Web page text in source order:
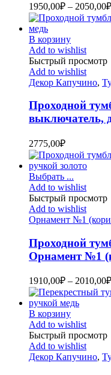
1950,00₽ – 2050,00₽
В корзину
Add to wishlist
Быстрый просмотр
Add to wishlist
Декор Капучино,
Проходной
выключатель,
2775,00₽
Выбрать ...
Add to wishlist
Быстрый просмотр
Add to wishlist
Орнамент №1
Проходной
Орнамент №1
1910,00₽ – 2010,00₽
В корзину
Add to wishlist
Быстрый просмотр
Add to wishlist
Декор Капучино,